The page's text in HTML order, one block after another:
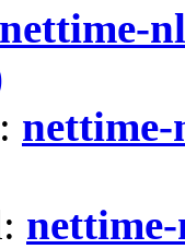
nettime-
nettime-